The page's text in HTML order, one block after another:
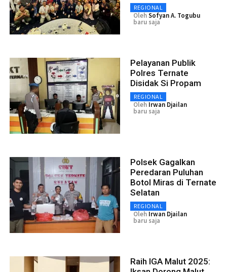
REGIONAL
OlehSofyan A. Togubu
baru saja
Pelayanan Publik
Polres Ternate
Disidak Si Propam
REGIONAL
Oleh Irwan Djailan
baru saja
Polsek Gagalkan
Peredaran Puluhan
Botol Miras di Ternate
Selatan
REGIONAL
Oleh Irwan Djailan
baru saja
Raih IGA Malut 2025: